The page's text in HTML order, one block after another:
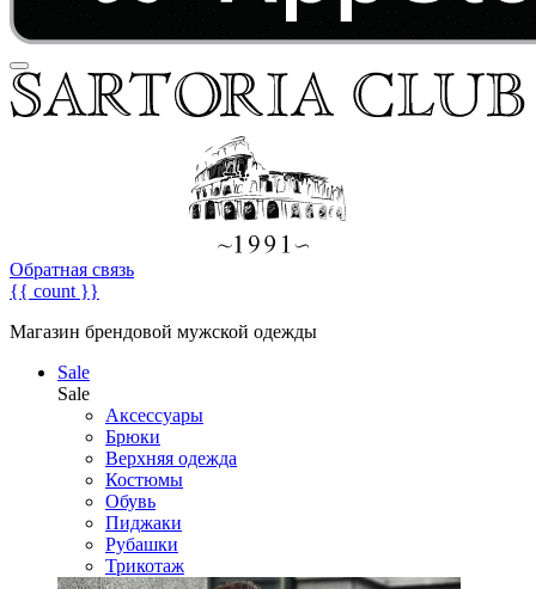
Обратная связь
{{ count }}
Магазин брендовой мужской одежды
Sale
Sale
Аксессуары
Брюки
Верхняя одежда
Костюмы
Обувь
Пиджаки
Рубашки
Трикотаж